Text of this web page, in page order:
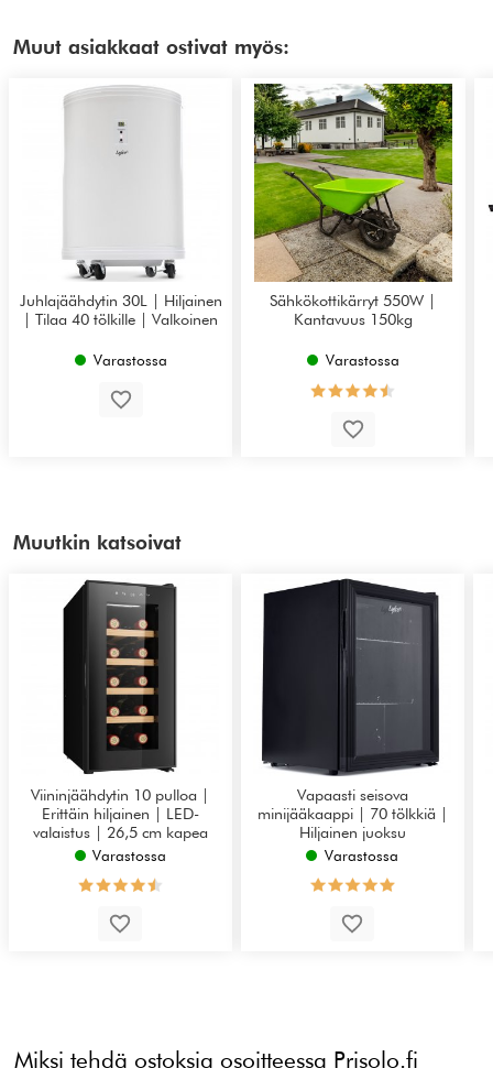
Muut asiakkaat ostivat myös:
Juhlajäähdytin 30L | Hiljainen
| Tilaa 40 tölkille | Valkoinen
Varastossa
Sähkökottikärryt 550W |
Kantavuus 150kg
Varastossa
Muutkin katsoivat
Viininjäähdytin 10 pulloa |
Erittäin hiljainen | LED-
valaistus | 26,5 cm kapea
Varastossa
Vapaasti seisova
minijääkaappi | 70 tölkkiä |
Hiljainen juoksu
Varastossa
Miksi tehdä ostoksia osoitteessa Prisolo.fi